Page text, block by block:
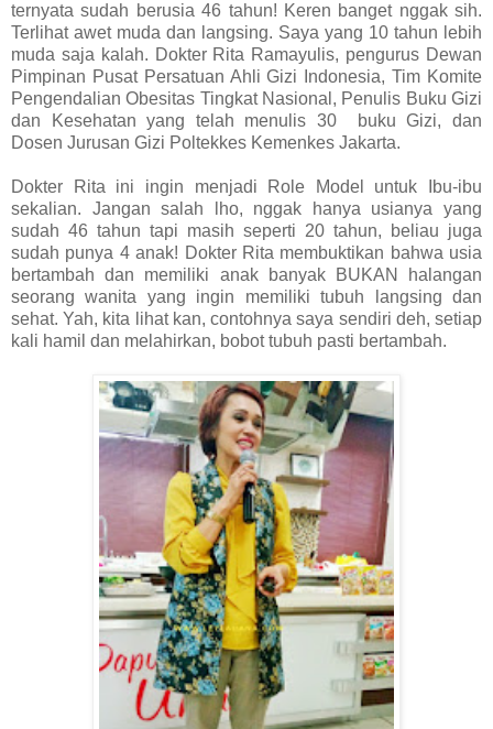
ternyata sudah berusia 46 tahun! Keren banget nggak sih.
Terlihat awet muda dan langsing. Saya yang 10 tahun lebih
muda saja kalah. Dokter Rita Ramayulis, pengurus Dewan
Pimpinan Pusat Persatuan Ahli Gizi Indonesia, Tim Komite
Pengendalian Obesitas Tingkat Nasional, Penulis Buku Gizi
dan Kesehatan yang telah menulis 30 buku Gizi, dan
Dosen Jurusan Gizi Poltekkes Kemenkes Jakarta.
Dokter Rita ini ingin menjadi Role Model untuk Ibu-ibu
sekalian. Jangan salah lho, nggak hanya usianya yang
sudah 46 tahun tapi masih seperti 20 tahun, beliau juga
sudah punya 4 anak! Dokter Rita membuktikan bahwa usia
bertambah dan memiliki anak banyak BUKAN halangan
seorang wanita yang ingin memiliki tubuh langsing dan
sehat. Yah, kita lihat kan, contohnya saya sendiri deh, setiap
kali hamil dan melahirkan, bobot tubuh pasti bertambah.